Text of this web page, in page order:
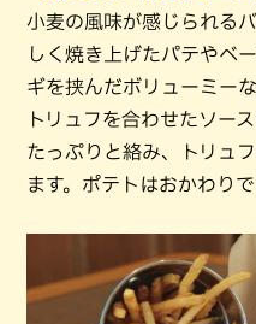
小麦の風味が感じられる
しく焼き上げたパテやベ
ギを挟んだボリューミー
トリュフを合わせたソー
たっぷりと絡み、トリュ
ます。ポテトはおかわりで